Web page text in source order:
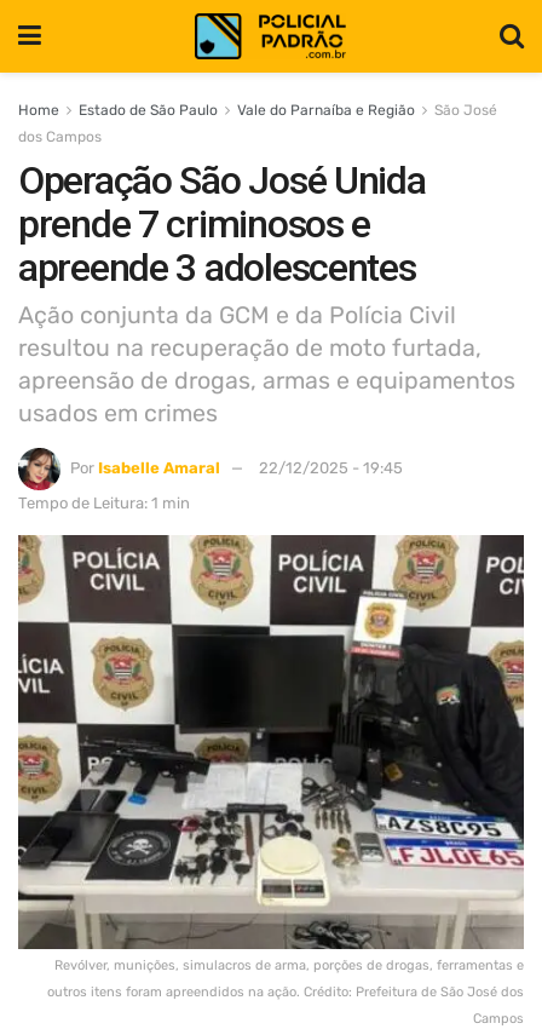
Home Estado de São Paulo Vale do Parnaíba e Região
São José
dos Campos
Operação São José Unida
prende 7 criminosos e
apreende 3 adolescentes
Ação conjunta da GCM e da Polícia Civil
resultou na recuperação de moto furtada,
apreensão de drogas, armas e equipamentos
usados em crimes
Por Isabelle Amaral
22/12/2025 - 19:45
Tempo de Leitura: 1 min
Revólver, munições, simulacros de arma, porções de drogas, ferramentas e
outros itens foram apreendidos na ação. Crédito: Prefeitura de São José dos
Campos